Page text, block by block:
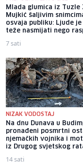
Mlada glumica iz Tuzle
Mujkić šaljivim
osvaja publiku: Ljude
teže nasmijati nego
7 sati
NIZAK VODOSTAJ
Na dnu Dunava u
pronađeni posmrtni
njemačkih vojnika i
iz Drugog svjetskog
14 sati